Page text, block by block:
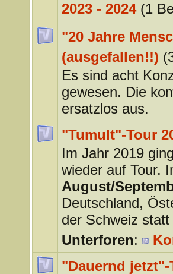
2023 - 2024 (1
"20 Jahre
(ausgefallen!!)
Es sind acht
gewesen. Die
ersatzlos aus.
"Tumult"-Tour
Im Jahr 2019
wieder auf Tour.
August/
Deutschland,
der Schweiz statt
Unterforen:
"Dauernd jetzt"-